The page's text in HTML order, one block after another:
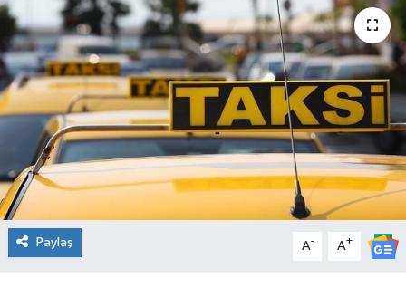
Paylaş A- A+
Resmi İlanlar
Spor
Teknoloji
Tatil ve Seyahat
Çevre
Okul Gazetesi
Haber Arşivi